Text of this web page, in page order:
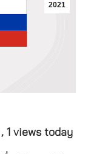
2021
, 1 views today